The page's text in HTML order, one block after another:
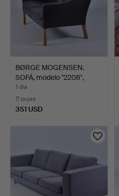
BØRGE MOGENSEN.
SOFÁ, modelo "2208",
tapiz…
1 día
11 pujas
351 USD